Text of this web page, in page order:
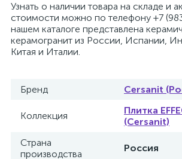
Узнать о наличии товара на складе и
стоимости можно по телефону +7
нашем каталоге представлена
керамогранит из России, Испании,
Китая и Италии.
Бренд Cersanit
Коллекция
Плитка
(Cersanit)
Страна
производства
Россия